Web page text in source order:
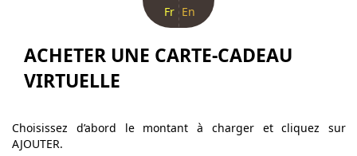
Fr En
ACHETER UNE CARTE-CADEAU
VIRTUELLE
Choisissez d’abord le montant à charger et cliquez sur
AJOUTER.